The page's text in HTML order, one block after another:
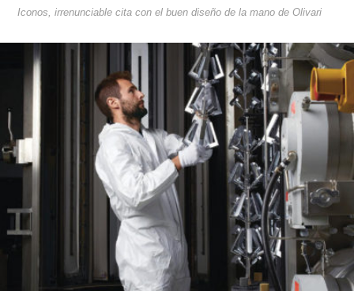
Iconos, irrenunciable cita con el buen diseño de la mano de Olivari